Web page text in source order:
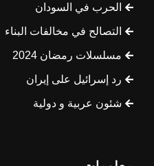
الحرب في السودان
التصالح في مخالفات البناء
مسلسلات رمضان 2024
رد إسرائيل على إيران
شئون عربية و دولية